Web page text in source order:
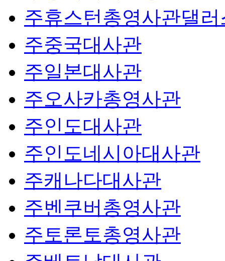
주휴스턴총영사관댈
주중국대사관
주일본대사관
주오사카총영사관
주인도대사관
주인도네시아대사관
주캐나다대사관
주벤쿠버총영사관
주토론토총영사관